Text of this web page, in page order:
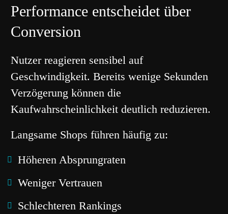
Performance entscheidet über
Conversion
Nutzer reagieren sensibel auf
Geschwindigkeit. Bereits wenige Sekunden
Verzögerung können die
Kaufwahrscheinlichkeit deutlich reduzieren.
Langsame Shops führen häufig zu:
Höheren Absprungraten
Weniger Vertrauen
Schlechteren Rankings